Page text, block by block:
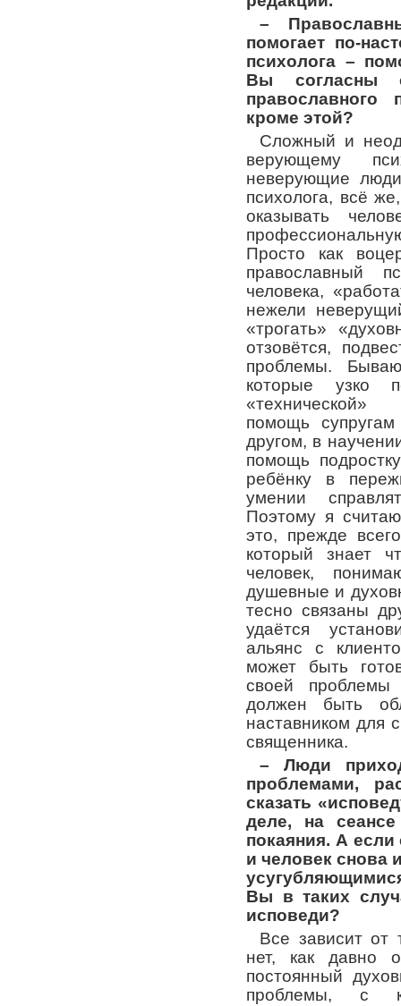
–
помогает по-
психолога –
Вы согласны
православного
кроме этой?
Сложный и
верующему
неверующие
психолога, всё
оказывать
Просто как
православный
человека,
нежели
«трогать»
отзовётся,
проблемы.
которые узко
помощь
другом, в
помощь
ребёнку в
умении
Поэтому я
это, прежде
который знает
человек,
душевные и
тесно связаны
удаётся
альянс с
может быть
своей
должен быть
наставником для
священника.
– Люди
проблемами,
сказать
деле, на
покаяния. А если
и человек снова
Вы в таких
исповеди?
Все зависит от
нет, как давно
постоянный
проблемы, с